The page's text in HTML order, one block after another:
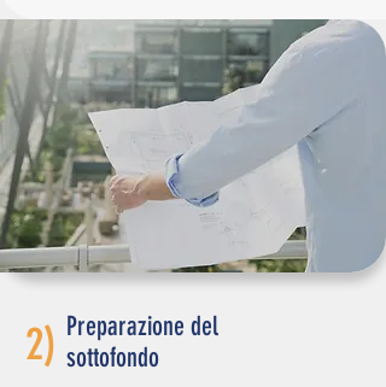
2) Preparazione del
sottofondo